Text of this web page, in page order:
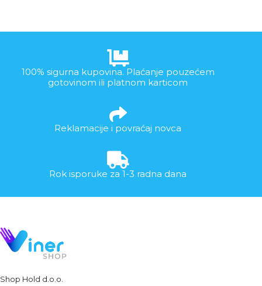
100% sigurna kupovina. Plaćanje pouzećem
gotovinom ili platnom karticom
Reklamacije i povraćaj novca
Rok isporuke za 1-3 radna dana
Shop Hold d.o.o.